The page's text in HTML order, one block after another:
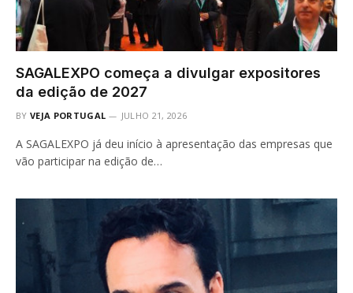
SAGALEXPO começa a divulgar expositores
da edição de 2027
BY VEJA PORTUGAL JULHO 21, 2026
A SAGALEXPO já deu início à apresentação das empresas que
vão participar na edição de…